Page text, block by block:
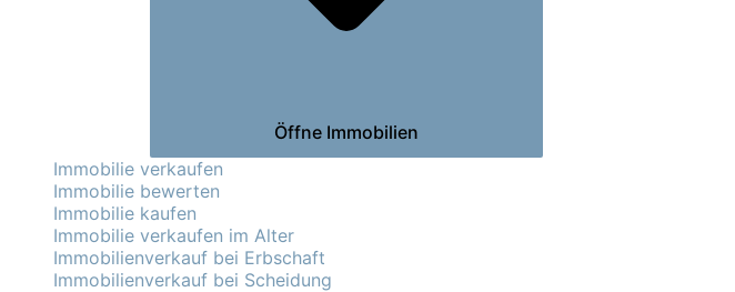
Öffne Immobilien
Immobilie verkaufen
Immobilie bewerten
Immobilie kaufen
Immobilie verkaufen im Alter
Immobilienverkauf bei Erbschaft
Immobilienverkauf bei Scheidung